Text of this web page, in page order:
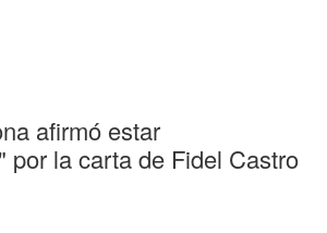
afirmó estar
por la carta de Fidel Castro